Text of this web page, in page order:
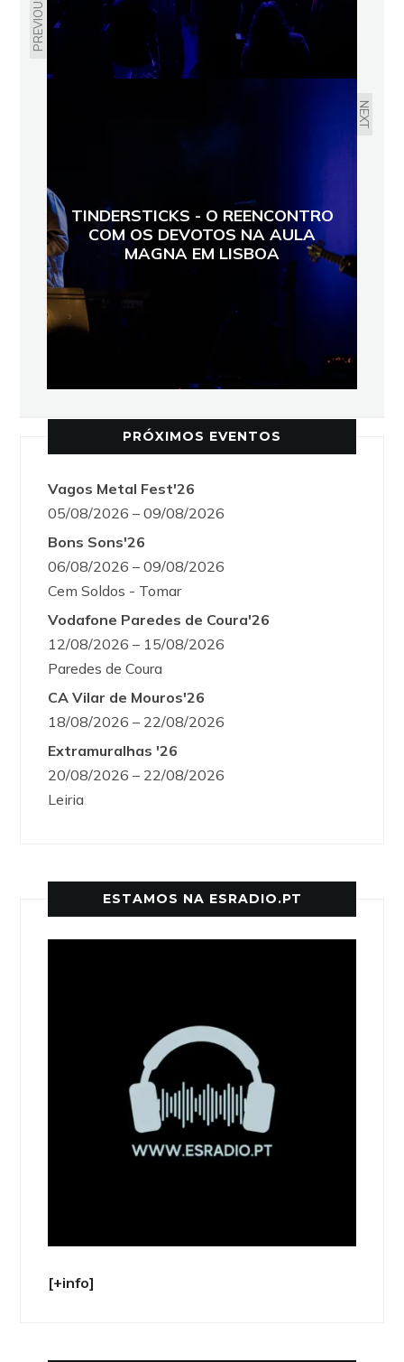
PREVIOUS
NEXT
TINDERSTICKS - O REENCONTRO
COM OS DEVOTOS NA AULA
MAGNA EM LISBOA
PRÓXIMOS EVENTOS
Vagos Metal Fest'26
05/08/2026 – 09/08/2026
Bons Sons'26
06/08/2026 – 09/08/2026
Cem Soldos - Tomar
Vodafone Paredes de Coura'26
12/08/2026 – 15/08/2026
Paredes de Coura
CA Vilar de Mouros'26
18/08/2026 – 22/08/2026
Extramuralhas '26
20/08/2026 – 22/08/2026
Leiria
ESTAMOS NA ESRADIO.PT
[+info]